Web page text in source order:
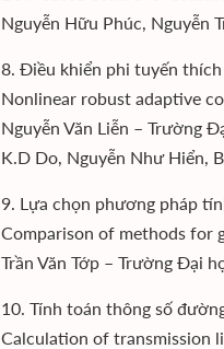
Nguyễn Hữu Phúc, Nguyễn
8. Điều khiển phi tuyến
Nonlinear robust adaptive
Nguyễn Văn Liễn – Trường
K.D Do, Nguyễn Như Hiển,
9. Lựa chọn phương pháp
Comparison of methods for
Trần Văn Tớp – Trường Đại
10. Tính toán thông số
Calculation of transmission